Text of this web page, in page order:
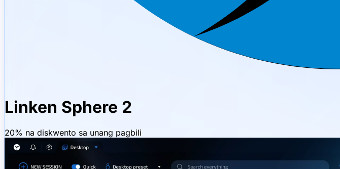
Linken Sphere 2
20% na diskwento sa unang pagbili